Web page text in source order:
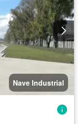
Nave Industrial